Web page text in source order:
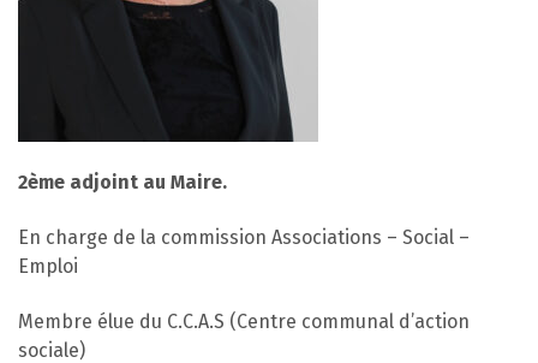
2ème adjoint au Maire.
En charge de la commission Associations – Social –
Emploi
Membre élue du C.C.A.S (Centre communal d’action
sociale)